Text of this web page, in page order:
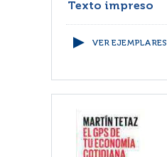
Texto impreso
VER EJEMPLARES